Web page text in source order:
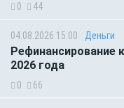
0 44
04.08.2026 15:00 Деньги
Рефинансирование
2026 года
0 66